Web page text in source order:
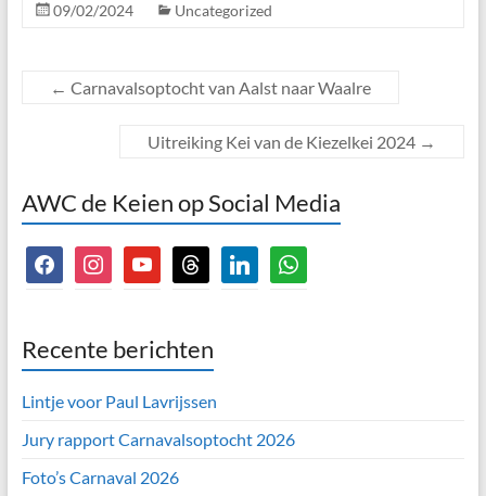
09/02/2024 Uncategorized
← Carnavalsoptocht van Aalst naar Waalre
Uitreiking Kei van de Kiezelkei 2024 →
AWC de Keien op Social Media
facebookinstagramyoutubethreads linkedinwhatsapp
Recente berichten
Lintje voor Paul Lavrijssen
Jury rapport Carnavalsoptocht 2026
Foto’s Carnaval 2026